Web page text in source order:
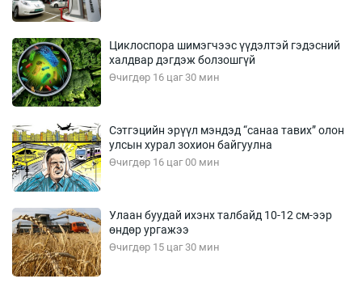
Циклоспора шимэгчээс үүдэлтэй гэдэсний
халдвар дэгдэж болзошгүй
Өчигдөр 16 цаг 30 мин
Сэтгэцийн эрүүл мэндэд “санаа тавих” олон
улсын хурал зохион байгуулна
Өчигдөр 16 цаг 00 мин
Улаан буудай ихэнх талбайд 10-12 см-ээр
өндөр ургажээ
Өчигдөр 15 цаг 30 мин